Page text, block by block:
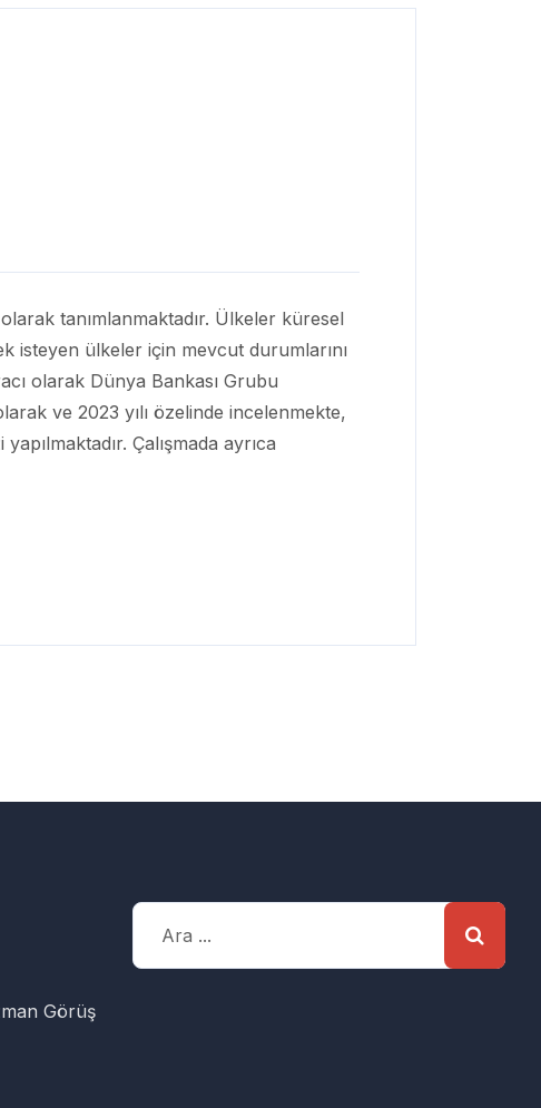
tanımlanmaktadır. Ülkeler küresel
isteyen ülkeler için mevcut durumlarını
olarak Dünya Bankası Grubu
ve 2023 yılı özelinde incelenmekte,
Çalışmada ayrıca
Görüş